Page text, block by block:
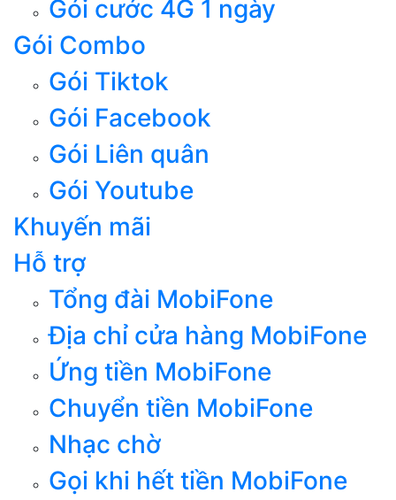
Gói cước 4G 1 ngày
Gói Combo
Gói Tiktok
Gói Facebook
Gói Liên quân
Gói Youtube
Khuyến mãi
Hỗ trợ
Tổng đài MobiFone
Địa chỉ cửa hàng MobiFone
Ứng tiền MobiFone
Chuyển tiền MobiFone
Nhạc chờ
Gọi khi hết tiền MobiFone